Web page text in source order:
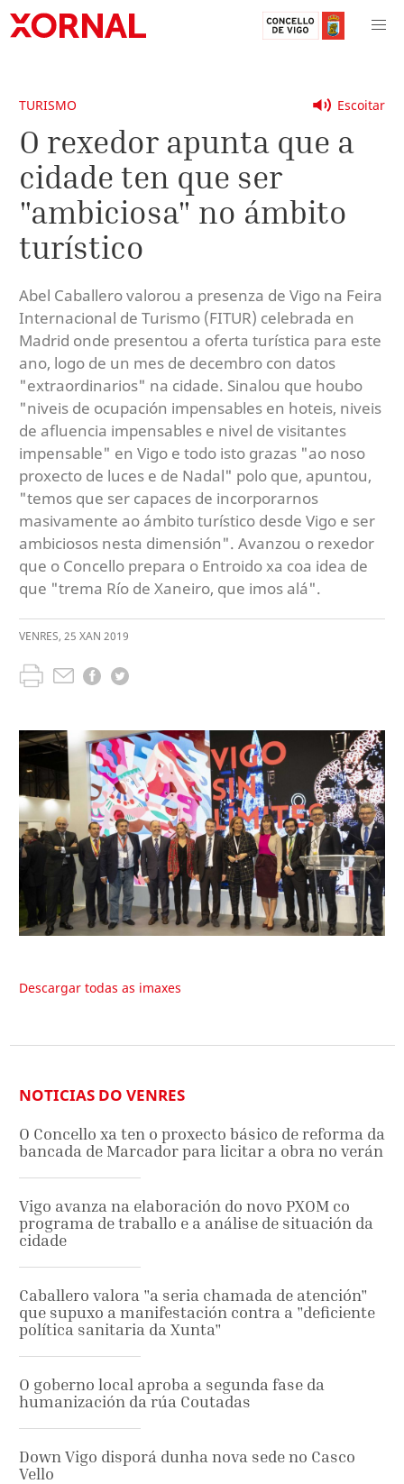
Escoitar
TURISMO
O rexedor apunta que a
cidade ten que ser
"ambiciosa" no ámbito
turístico
Abel Caballero valorou a presenza de Vigo na Feira
Internacional de Turismo (FITUR) celebrada en
Madrid onde presentou a oferta turística para este
ano, logo de un mes de decembro con datos
"extraordinarios" na cidade. Sinalou que houbo
"niveis de ocupación impensables en hoteis, niveis
de afluencia impensables e nivel de visitantes
impensable" en Vigo e todo isto grazas "ao noso
proxecto de luces e de Nadal" polo que, apuntou,
"temos que ser capaces de incorporarnos
masivamente ao ámbito turístico desde Vigo e ser
ambiciosos nesta dimensión". Avanzou o rexedor
que o Concello prepara o Entroido xa coa idea de
que "trema Río de Xaneiro, que imos alá".
VENRES, 25 XAN 2019
Descargar todas as imaxes
NOTICIAS DO VENRES
O Concello xa ten o proxecto básico de reforma da
bancada de Marcador para licitar a obra no verán
Vigo avanza na elaboración do novo PXOM co
programa de traballo e a análise de situación da
cidade
Caballero valora "a seria chamada de atención"
que supuxo a manifestación contra a "deficiente
política sanitaria da Xunta"
O goberno local aproba a segunda fase da
humanización da rúa Coutadas
Down Vigo disporá dunha nova sede no Casco
Vello